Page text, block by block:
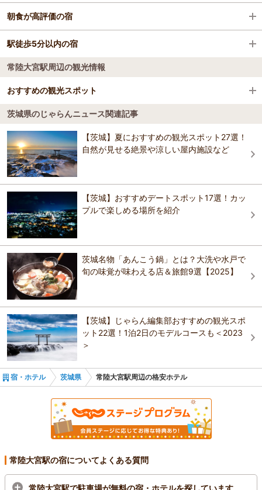
十王駅
高萩駅
南中郷駅
磯原駅
大津港駅
常陸大子駅
常陸太田駅
ホテル テラス ザ スクエア日立
多賀ステーションホテル
ホテル網元
いりぼし旅館
ひたち湯海の宿 はぎ屋
うぐいす谷温泉 絶品あんこう鍋とキンキ煮付の
宿 竹の葉
日立・太田尻海岸 うのしまヴィラ
あんこうの宿 まるみつ旅館
公共の宿 マウントあかね
朝食が高評価の宿
ホテル テラス ザ スクエア日立
スパ＆サウナ ホテル日立プラザ（ＢＢＨホテルグ
ループ）
多賀ステーションホテル
ホテルルートイン日立多賀
ホテル網元
いりぼし旅館
ひたち湯海の宿 はぎ屋
うぐいす谷温泉 絶品あんこう鍋とキンキ煮付の
宿 竹の葉
日立・太田尻海岸 うのしまヴィラ
あんこうの宿 まるみつ旅館
駅徒歩5分以内の宿
ホテル テラス ザ スクエア日立
ホテルエリアワン北茨城
スパ＆サウナ ホテル日立プラザ（ＢＢＨホテルグ
ループ）
セントラルホテル磯原
多賀ステーションホテル
ビジネスホテル塩原
KOKO STAY 日立
東横ＩＮＮ日立駅前
常陸大宮駅周辺の観光情報
おすすめの観光スポット
西金砂神社
4.0
西金砂山の頂上にある神社で、祭神は大己貴命と国常立命と少彦名
命。大同元（806）年に宝珠上人が、社殿を造り祭壇を設けて、近江国
比叡山の日吉神社の分霊を勧請・祭祀したのが始まりとされます。社
地は自然林に囲まれた西金砂山の一帯を占めており、県の天然記念物
にも指定されている大イチョウ、大サクラなどの名木の数々を見るこ
とができます。72年ごとに行われる大祭礼や6年毎に行われる小祭礼の
際に奉納される田楽舞（国選択・県指定無形民俗文化財）でも名を馳
せています。 創建年代 ８０６年
茨城県のじゃらんニュース関連記事
【茨城】夏におすすめの観光スポット27選！
自然が見せる絶景や涼しい屋内施設など
【茨城】おすすめデートスポット17選！カッ
プルで楽しめる場所を紹介
茨城名物「あんこう鍋」とは？大洗や水戸で
旬の味覚が味わえる店＆旅館9選【2025】
【茨城】じゃらん編集部おすすめの観光スポ
ット22選！1泊2日のモデルコースも＜2023
＞
宿・ホテル 茨城県 常陸大宮駅周辺の格安ホテル
常陸大宮駅の宿についてよくある質問